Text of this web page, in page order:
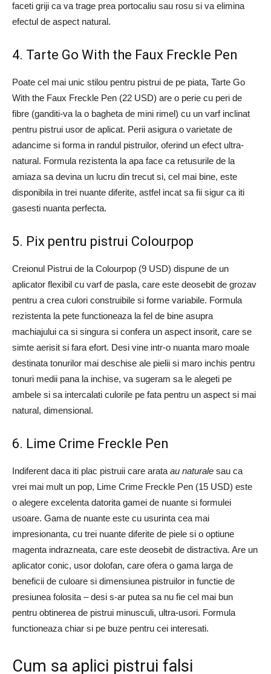
faceti griji ca va trage prea portocaliu sau rosu si va elimina
efectul de aspect natural.
4. Tarte Go With the Faux Freckle Pen
Poate cel mai unic stilou pentru pistrui de pe piata, Tarte Go
With the Faux Freckle Pen (22 USD) are o perie cu peri de
fibre (ganditi-va la o bagheta de mini rimel) cu un varf inclinat
pentru pistrui usor de aplicat. Perii asigura o varietate de
adancime si forma in randul pistruilor, oferind un efect ultra-
natural. Formula rezistenta la apa face ca retusurile de la
amiaza sa devina un lucru din trecut si, cel mai bine, este
disponibila in trei nuante diferite, astfel incat sa fii sigur ca iti
gasesti nuanta perfecta.
5. Pix pentru pistrui Colourpop
Creionul Pistrui de la Colourpop (9 USD) dispune de un
aplicator flexibil cu varf de pasla, care este deosebit de grozav
pentru a crea culori construibile si forme variabile. Formula
rezistenta la pete functioneaza la fel de bine asupra
machiajului ca si singura si confera un aspect insorit, care se
simte aerisit si fara efort. Desi vine intr-o nuanta maro moale
destinata tonurilor mai deschise ale pielii si maro inchis pentru
tonuri medii pana la inchise, va sugeram sa le alegeti pe
ambele si sa intercalati culorile pe fata pentru un aspect si mai
natural, dimensional.
6. Lime Crime Freckle Pen
Indiferent daca iti plac pistruii care arata au naturale sau ca
vrei mai mult un pop, Lime Crime Freckle Pen (15 USD) este
o alegere excelenta datorita gamei de nuante si formulei
usoare. Gama de nuante este cu usurinta cea mai
impresionanta, cu trei nuante diferite de piele si o optiune
magenta indrazneata, care este deosebit de distractiva. Are un
aplicator conic, usor dolofan, care ofera o gama larga de
beneficii de culoare si dimensiunea pistruilor in functie de
presiunea folosita – desi s-ar putea sa nu fie cel mai bun
pentru obtinerea de pistrui minusculi, ultra-usori. Formula
functioneaza chiar si pe buze pentru cei interesati.
Cum sa aplici pistrui falsi